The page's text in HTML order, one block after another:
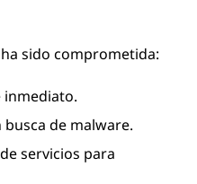
sido comprometida:
inmediato.
de malware.
servicios para